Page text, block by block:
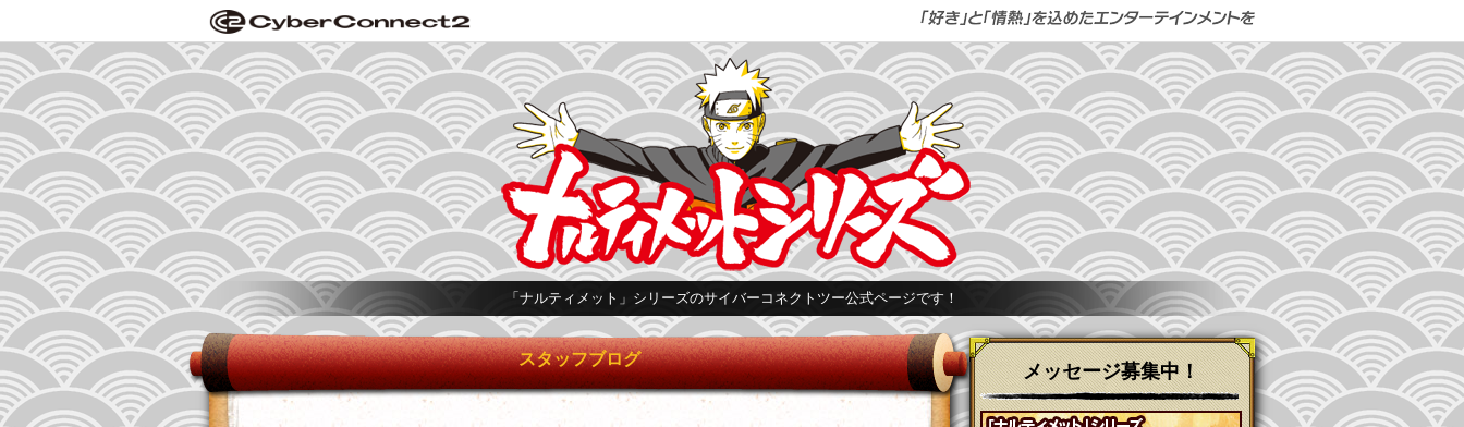
「ナルティメット」シリーズのサイバーコネクトツー公式ページです！
スタッフブログ
メッセージ募集中！